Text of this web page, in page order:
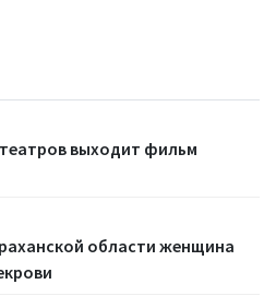
выходит фильм
области женщина